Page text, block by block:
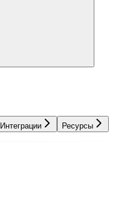
Интеграции Ресурсы